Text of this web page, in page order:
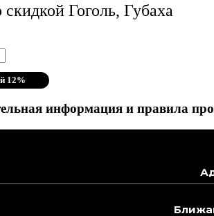
скидкой Гоголь, Губаха
12%
информация и правила